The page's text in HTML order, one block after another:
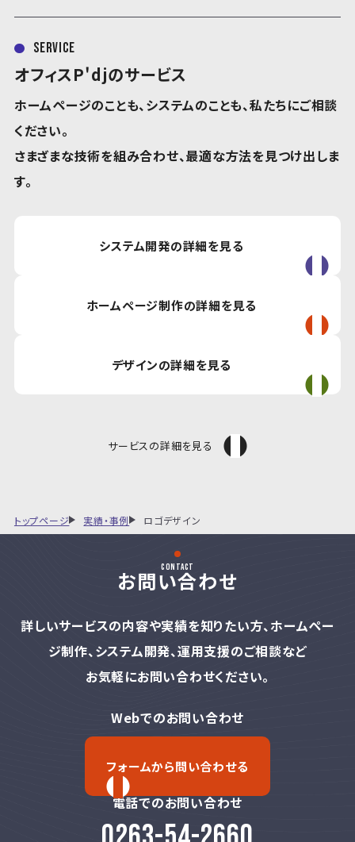
service
オフィスP'djのサービス
ホームページのことも、システムのことも、私たちにご相談
ください。
さまざまな技術を組み合わせ、最適な方法を見つけ出しま
す。
システム開発の詳細を見る
ホームページ制作の詳細を見る
デザインの詳細を見る
サービスの詳細を見る
トップページ 実績・事例 ロゴデザイン
contact
お問い合わせ
詳しいサービスの内容や実績を知りたい方、ホームペー
ジ制作、システム開発、運用支援のご相談など
お気軽にお問い合わせください。
Webでのお問い合わせ
フォームから問い合わせる
電話でのお問い合わせ